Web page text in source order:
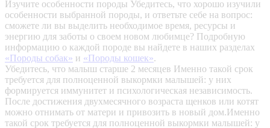
Изучите особенности породы Убедитесь, что хорошо изучили
особенности выбранной породы, и ответьте себе на вопрос:
сможете ли вы выделить необходимое время, ресурсы и
энергию для заботы о своем новом любимце? Подробную
информацию о каждой породе вы найдете в наших разделах
«Породы собак» и «Породы кошек».
Убедитесь, что малыш старше 2 месяцев Именно такой срок
требуется для полноценной выкормки малышей: у них
формируется иммунитет и психологическая независимость.
После достижения двухмесячного возраста щенков или котят
можно отнимать от матери и привозить в новый дом.Именно
такой срок требуется для полноценной выкормки малышей: у